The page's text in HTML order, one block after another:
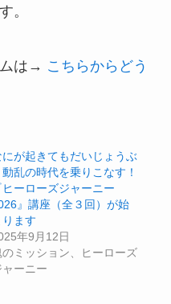
。
は→ こちらからどう
にが起きてもだいじょうぶ
動乱の時代を乗りこなす！
ヒーローズジャーニー
』講座（全３回）が始
ります
年9月12日
のミッション、ヒーローズ
ャーニー